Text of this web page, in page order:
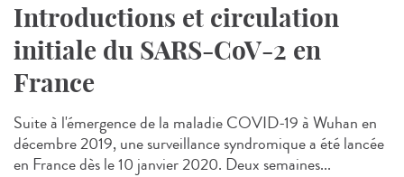
Introductions et circulation
initiale du SARS-CoV-2 en
France
Suite à l'émergence de la maladie COVID-19 à Wuhan en
décembre 2019, une surveillance syndromique a été lancée
en France dès le 10 janvier 2020. Deux semaines...